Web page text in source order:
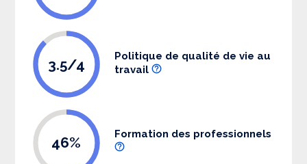
3.5/4
Politique de qualité de vie au
travail
46% Formation des professionnels